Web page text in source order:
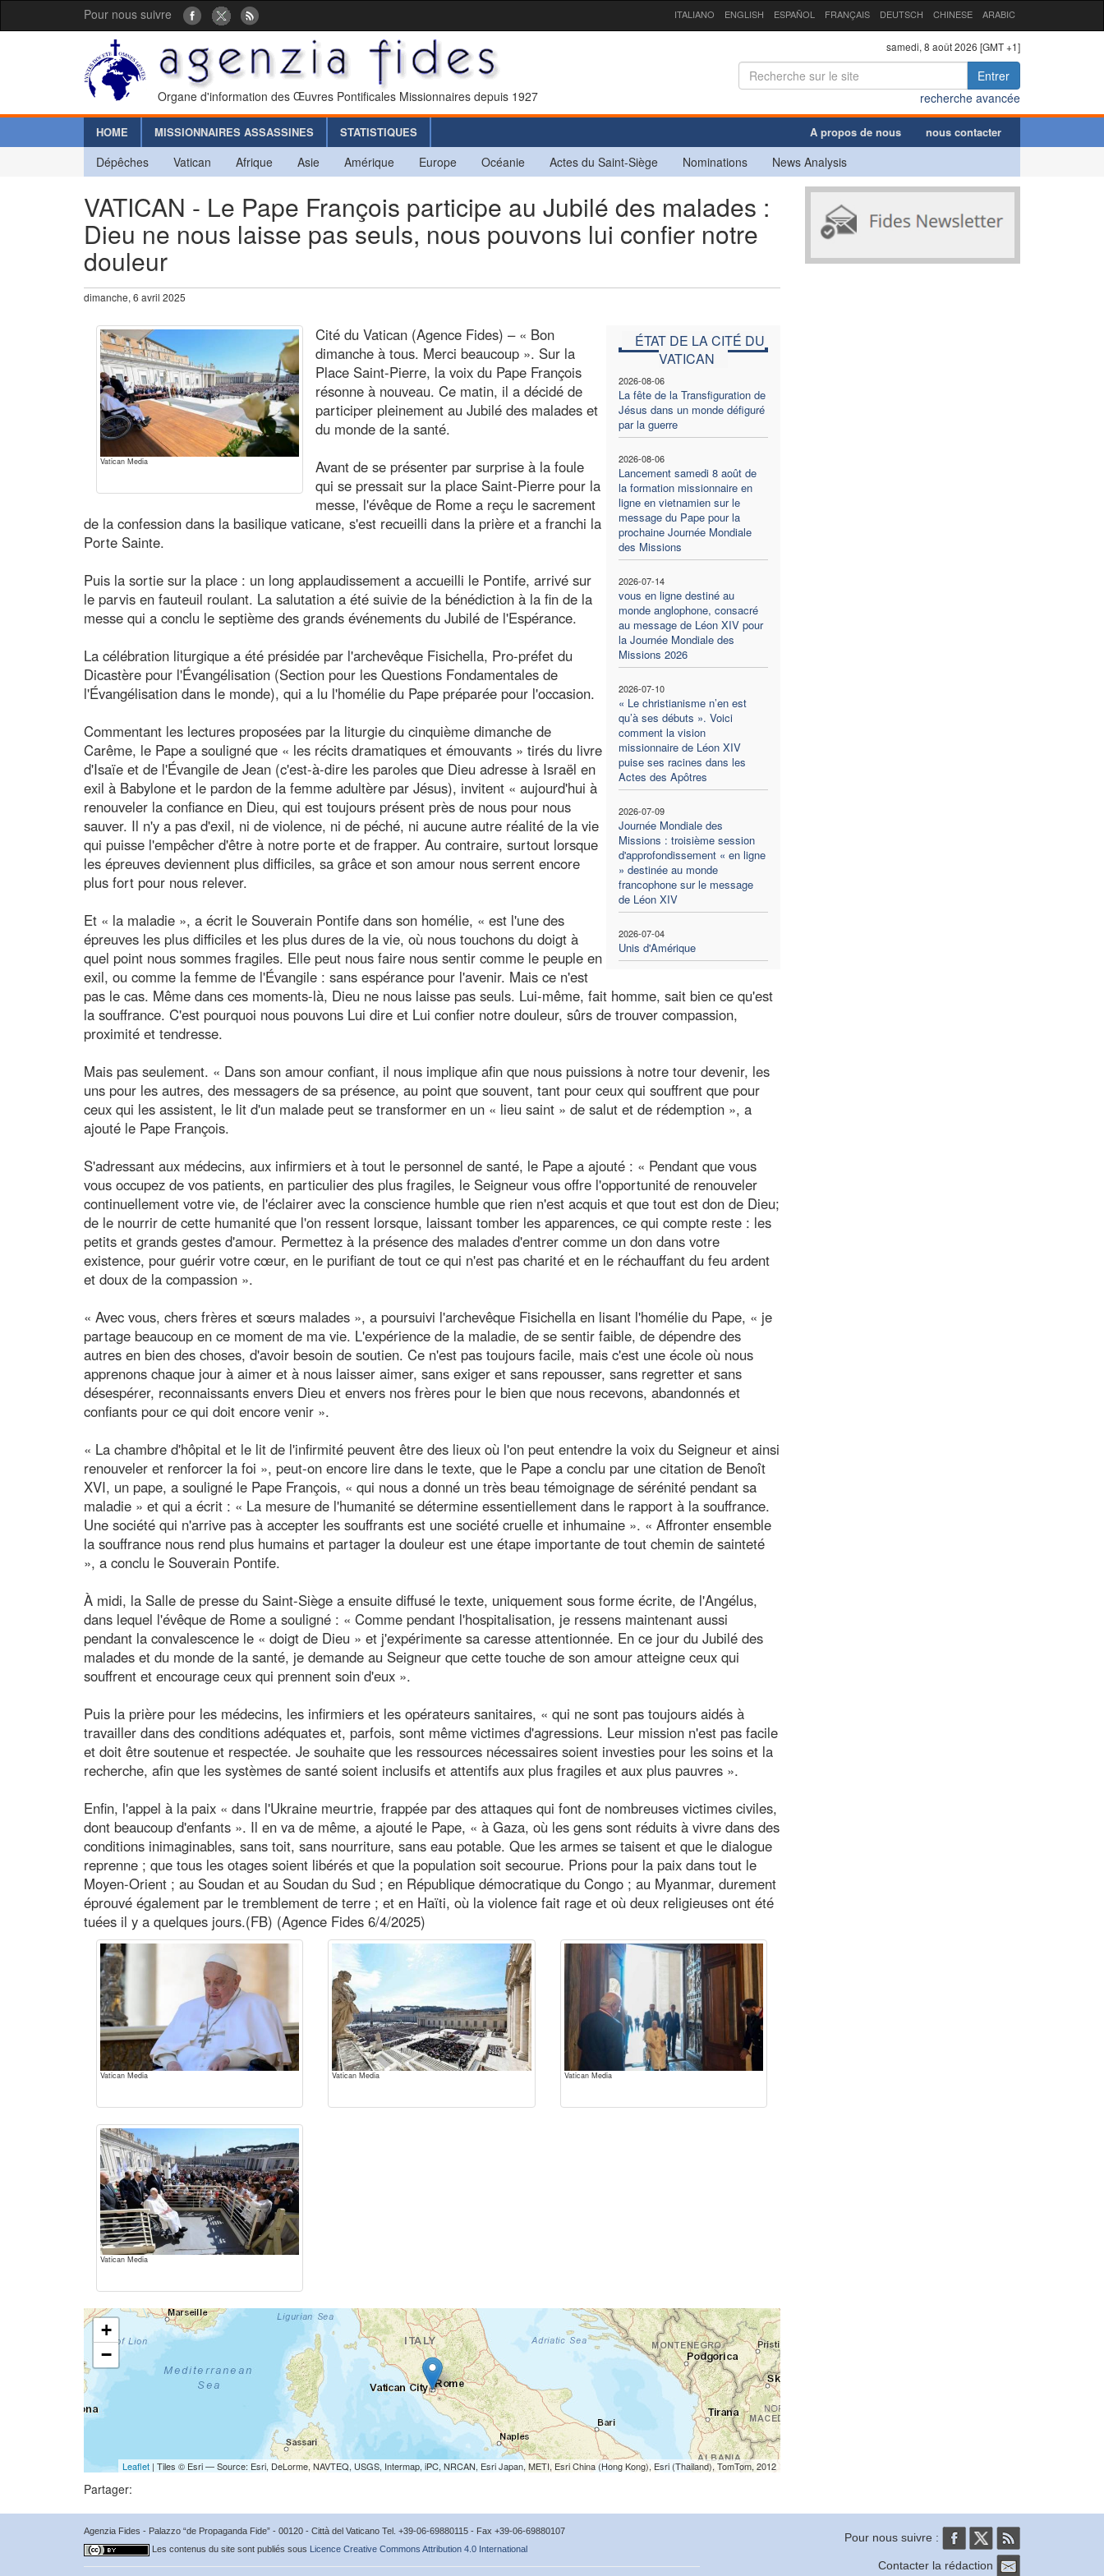
Pour nous suivre ITALIANO ENGLISH ESPAÑOL FRANÇAIS DEUTSCH CHINESE ARABIC
Organe d'information des Œuvres Pontificales Missionnaires depuis 1927
samedi, 8 août 2026 [GMT +1]
Entrer
recherche avancée
HOME MISSIONNAIRES ASSASSINES STATISTIQUES A propos de nous nous contacter
Dépêches Vatican Afrique Asie Amérique Europe Océanie Actes du Saint-Siège Nominations News Analysis
VATICAN - Le Pape François participe au Jubilé des malades :
Dieu ne nous laisse pas seuls, nous pouvons lui confier notre
douleur
dimanche, 6 avril 2025
Vatican Media
ÉTAT DE LA CITÉ DU
VATICAN
2026-08-06
La fête de la Transfiguration de
Jésus dans un monde défiguré
par la guerre
2026-08-06
Lancement samedi 8 août de
la formation missionnaire en
ligne en vietnamien sur le
message du Pape pour la
prochaine Journée Mondiale
des Missions
2026-07-14
vous en ligne destiné au
monde anglophone, consacré
au message de Léon XIV pour
la Journée Mondiale des
Missions 2026
2026-07-10
« Le christianisme n’en est
qu’à ses débuts ». Voici
comment la vision
missionnaire de Léon XIV
puise ses racines dans les
Actes des Apôtres
2026-07-09
Journée Mondiale des
Missions : troisième session
d'approfondissement « en ligne
» destinée au monde
francophone sur le message
de Léon XIV
2026-07-04
Unis d'Amérique
Cité du Vatican (Agence Fides) – « Bon
dimanche à tous. Merci beaucoup ». Sur la
Place Saint-Pierre, la voix du Pape François
résonne à nouveau. Ce matin, il a décidé de
participer pleinement au Jubilé des malades et
du monde de la santé.
Avant de se présenter par surprise à la foule
qui se pressait sur la place Saint-Pierre pour la
messe, l'évêque de Rome a reçu le sacrement
de la confession dans la basilique vaticane, s'est recueilli dans la prière et a franchi la
Porte Sainte.
Puis la sortie sur la place : un long applaudissement a accueilli le Pontife, arrivé sur
le parvis en fauteuil roulant. La salutation a été suivie de la bénédiction à la fin de la
messe qui a conclu le septième des grands événements du Jubilé de l'Espérance.
La célébration liturgique a été présidée par l'archevêque Fisichella, Pro-préfet du
Dicastère pour l'Évangélisation (Section pour les Questions Fondamentales de
l'Évangélisation dans le monde), qui a lu l'homélie du Pape préparée pour l'occasion.
Commentant les lectures proposées par la liturgie du cinquième dimanche de
Carême, le Pape a souligné que « les récits dramatiques et émouvants » tirés du livre
d'Isaïe et de l'Évangile de Jean (c'est-à-dire les paroles que Dieu adresse à Israël en
exil à Babylone et le pardon de la femme adultère par Jésus), invitent « aujourd'hui à
renouveler la confiance en Dieu, qui est toujours présent près de nous pour nous
sauver. Il n'y a pas d'exil, ni de violence, ni de péché, ni aucune autre réalité de la vie
qui puisse l'empêcher d'être à notre porte et de frapper. Au contraire, surtout lorsque
les épreuves deviennent plus difficiles, sa grâce et son amour nous serrent encore
plus fort pour nous relever.
Et « la maladie », a écrit le Souverain Pontife dans son homélie, « est l'une des
épreuves les plus difficiles et les plus dures de la vie, où nous touchons du doigt à
quel point nous sommes fragiles. Elle peut nous faire nous sentir comme le peuple en
exil, ou comme la femme de l'Évangile : sans espérance pour l'avenir. Mais ce n'est
pas le cas. Même dans ces moments-là, Dieu ne nous laisse pas seuls. Lui-même, fait homme, sait bien ce qu'est
la souffrance. C'est pourquoi nous pouvons Lui dire et Lui confier notre douleur, sûrs de trouver compassion,
proximité et tendresse.
Mais pas seulement. « Dans son amour confiant, il nous implique afin que nous puissions à notre tour devenir, les
uns pour les autres, des messagers de sa présence, au point que souvent, tant pour ceux qui souffrent que pour
ceux qui les assistent, le lit d'un malade peut se transformer en un « lieu saint » de salut et de rédemption », a
ajouté le Pape François.
S'adressant aux médecins, aux infirmiers et à tout le personnel de santé, le Pape a ajouté : « Pendant que vous
vous occupez de vos patients, en particulier des plus fragiles, le Seigneur vous offre l'opportunité de renouveler
continuellement votre vie, de l'éclairer avec la conscience humble que rien n'est acquis et que tout est don de Dieu;
de le nourrir de cette humanité que l'on ressent lorsque, laissant tomber les apparences, ce qui compte reste : les
petits et grands gestes d'amour. Permettez à la présence des malades d'entrer comme un don dans votre
existence, pour guérir votre cœur, en le purifiant de tout ce qui n'est pas charité et en le réchauffant du feu ardent
et doux de la compassion ».
« Avec vous, chers frères et sœurs malades », a poursuivi l'archevêque Fisichella en lisant l'homélie du Pape, « je
partage beaucoup en ce moment de ma vie. L'expérience de la maladie, de se sentir faible, de dépendre des
autres en bien des choses, d'avoir besoin de soutien. Ce n'est pas toujours facile, mais c'est une école où nous
apprenons chaque jour à aimer et à nous laisser aimer, sans exiger et sans repousser, sans regretter et sans
désespérer, reconnaissants envers Dieu et envers nos frères pour le bien que nous recevons, abandonnés et
confiants pour ce qui doit encore venir ».
« La chambre d'hôpital et le lit de l'infirmité peuvent être des lieux où l'on peut entendre la voix du Seigneur et ainsi
renouveler et renforcer la foi », peut-on encore lire dans le texte, que le Pape a conclu par une citation de Benoît
XVI, un pape, a souligné le Pape François, « qui nous a donné un très beau témoignage de sérénité pendant sa
maladie » et qui a écrit : « La mesure de l'humanité se détermine essentiellement dans le rapport à la souffrance.
Une société qui n'arrive pas à accepter les souffrants est une société cruelle et inhumaine ». « Affronter ensemble
la souffrance nous rend plus humains et partager la douleur est une étape importante de tout chemin de sainteté
», a conclu le Souverain Pontife.
À midi, la Salle de presse du Saint-Siège a ensuite diffusé le texte, uniquement sous forme écrite, de l'Angélus,
dans lequel l'évêque de Rome a souligné : « Comme pendant l'hospitalisation, je ressens maintenant aussi
pendant la convalescence le « doigt de Dieu » et j'expérimente sa caresse attentionnée. En ce jour du Jubilé des
malades et du monde de la santé, je demande au Seigneur que cette touche de son amour atteigne ceux qui
souffrent et encourage ceux qui prennent soin d'eux ».
Puis la prière pour les médecins, les infirmiers et les opérateurs sanitaires, « qui ne sont pas toujours aidés à
travailler dans des conditions adéquates et, parfois, sont même victimes d'agressions. Leur mission n'est pas facile
et doit être soutenue et respectée. Je souhaite que les ressources nécessaires soient investies pour les soins et la
recherche, afin que les systèmes de santé soient inclusifs et attentifs aux plus fragiles et aux plus pauvres ».
Enfin, l'appel à la paix « dans l'Ukraine meurtrie, frappée par des attaques qui font de nombreuses victimes civiles,
dont beaucoup d'enfants ». Il en va de même, a ajouté le Pape, « à Gaza, où les gens sont réduits à vivre dans des
conditions inimaginables, sans toit, sans nourriture, sans eau potable. Que les armes se taisent et que le dialogue
reprenne ; que tous les otages soient libérés et que la population soit secourue. Prions pour la paix dans tout le
Moyen-Orient ; au Soudan et au Soudan du Sud ; en République démocratique du Congo ; au Myanmar, durement
éprouvé également par le tremblement de terre ; et en Haïti, où la violence fait rage et où deux religieuses ont été
tuées il y a quelques jours.(FB) (Agence Fides 6/4/2025)
Vatican Media Vatican Media Vatican Media
Vatican Media
+
−
Leaflet| Tiles © Esri — Source: Esri, DeLorme, NAVTEQ, USGS, Intermap, iPC, NRCAN, Esri Japan, METI, Esri China (Hong Kong), Esri (Thailand), TomTom, 2012
Partager:
Agenzia Fides - Palazzo “de Propaganda Fide” - 00120 - Città del Vaticano Tel. +39-06-69880115 - Fax +39-06-69880107
Les contenus du site sont publiés sous
Licence Creative Commons Attribution 4.0 International
Pour nous suivre :
Contacter la rédaction